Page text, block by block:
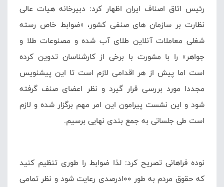
رئیس اتاق اصناف ایران اظهار کرد: دبیرخانه هیات عالی
نظارت بر سازمان های صنفی کشور، «ضوابط خاص رسته
شغلی معاملات آنلاین طلای آب شده و مصنوعات طلا و
جواهر» را با مشورت با برخی از کارشناسان تدوین کرده
است اما پیش از هر اقدامی لازم است تا این پیشنویس
مجددا مورد بررسی قرار گیرد و نظر اعضای صنف گرفته
شود و این نشست پیرامون این امر مهم برگزار شده و لازم
است طی جلساتی به جمع بندی نهایی برسیم.
نوده فراهانی تصریح کرد: لذا ضوابط را طوری تنظیم کنید
که حقوق مردم به طور ۱۰۰درصدی رعایت شود و نظر تمامی